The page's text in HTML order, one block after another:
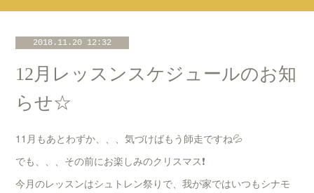
2018.11.20 12:32
12月レッスンスケジュールのお知
らせ☆
11月もあとわずか、、、気づけばもう師走ですね💦
でも、、、その前にお楽しみのクリスマス❗️
今月のレッスンはシュトレン祭りで、我が家ではいつもシナモ